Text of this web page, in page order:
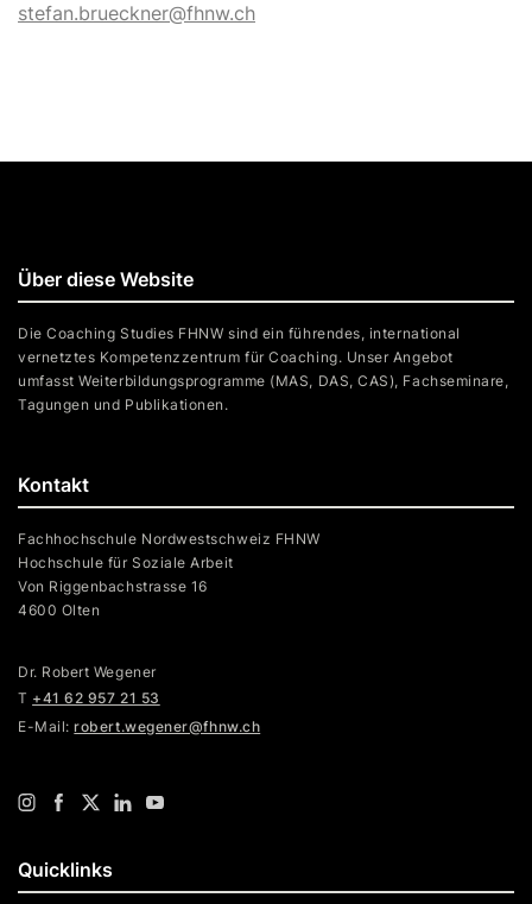
stefan.brueckner@fhnw.ch
Kontakt
Fachhochschule Nordwestschweiz FHNW
Hochschule für Soziale Arbeit
Von Riggenbachstrasse 16
4600 Olten
Dr. Robert Wegener
T +41 62 957 21 53
E-Mail:robert.wegener@fhnw.ch
Über diese Website
Die Coaching Studies FHNW sind ein führendes, international
vernetztes Kompetenzzentrum für Coaching. Unser Angebot
umfasst Weiterbildungsprogramme (MAS, DAS, CAS), Fachseminare,
Tagungen und Publikationen.
Quicklinks